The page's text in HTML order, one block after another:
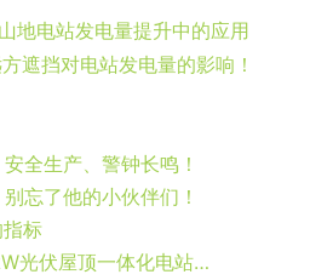
地电站发电量提升中的应用
遮挡对电站发电量的影响！
全生产、警钟长鸣！
忘了他的小伙伴们！
标
手把手教你自建20kW光伏屋顶一体化电站（4）